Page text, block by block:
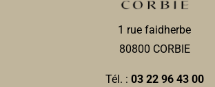
1 rue faidherbe
80800 CORBIE
Tél. : 03 22 96 43 00